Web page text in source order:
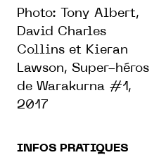
Photo: Tony Albert,
David Charles
Collins et Kieran
Lawson, Super-héros
de Warakurna #1,
2017
INFOS PRATIQUES